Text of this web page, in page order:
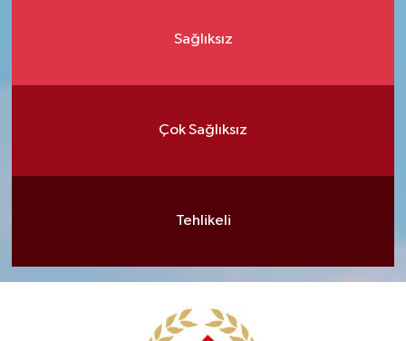
Sağlıksız
Çok Sağlıksız
Tehlikeli